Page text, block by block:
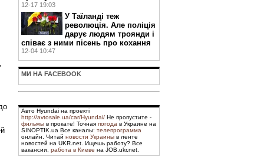
12-17 19:03
У Таїланді теж
революція. Але поліція
дарує людям троянди і
співає з ними пісень про кохання
12-04 10:47
МИ НА FACEBOOK
Авто Hyundai на проекті
http://avtosale.ua/car/Hyundai/ Не пропустите -
фильмы в прокате! Точная погода в Украине на
SINOPTIK.ua Все каналы: телепрограмма
онлайн. Читай новости Украины в ленте
новостей на UKR.net. Ищешь работу? Все
вакансии, работа в Киеве на JOB.ukr.net.